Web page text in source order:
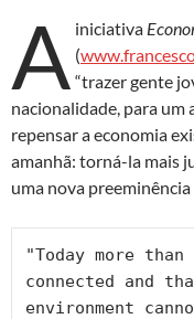
A iniciativa
(
“trazer gente
nacionalidade, para um
repensar a economia
amanhã: torná-la mais
uma nova preeminência
"Today more
connected and
environment